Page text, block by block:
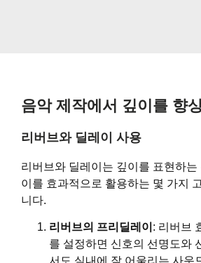
음악 제작에서 깊이를 향
리버브와 딜레이 사용
리버브와 딜레이는 깊이를 표현하는
이를 효과적으로 활용하는 몇 가지
니다.
리버브의 프리딜레이 : 리버브
를 설정하면 신호의 선명도와